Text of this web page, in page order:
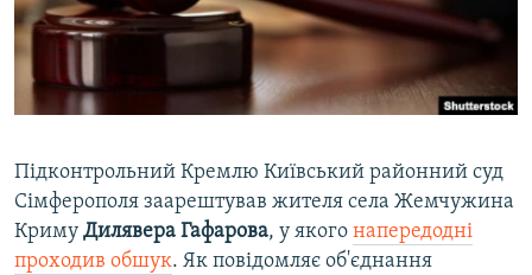
ВІДЕОУРОКИ «ELIFBE»
УКРАЇНСЬКА ПРОБЛЕМА КРИМУ
Русский
Qırımtatar
Усі сайти RFE/RL
Підконтрольний Кремлю Київський районний суд
Сімферополя заарештував жителя села Жемчужина
Криму Дилявера Гафарова, у якого напередодні
проходив обшук. Як повідомляє об'єднання